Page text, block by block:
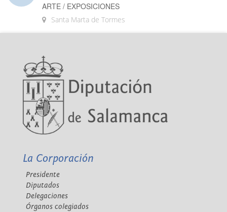
ARTE / EXPOSICIONES
Santa Marta de Tormes
La Corporación
Presidente
Diputados
Delegaciones
Órganos colegiados